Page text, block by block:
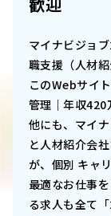
歓迎
マイナビジョ
職支援（人材紹
このWebサイ
管理｜年収420
他にも、マイ
と人材紹介会
が、個別 キャ
最適なお仕事
る求人も全て